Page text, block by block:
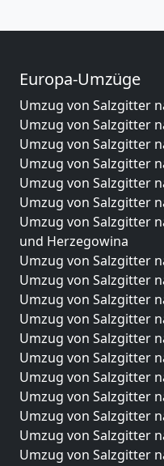
Europa-Umzüge
Umzug von Salzgitter
Umzug von Salzgitter
Umzug von Salzgitter
Umzug von Salzgitter
Umzug von Salzgitter
Umzug von Salzgitter
Umzug von Salzgitter
und Herzegowina
Umzug von Salzgitter
Umzug von Salzgitter
Umzug von Salzgitter
Umzug von Salzgitter
Umzug von Salzgitter
Umzug von Salzgitter
Umzug von Salzgitter
Umzug von Salzgitter
Umzug von Salzgitter
Umzug von Salzgitter
Umzug von Salzgitter